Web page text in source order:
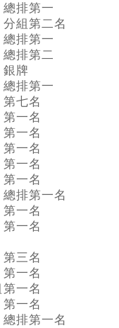
總排第一
分組第二名
總排第一
總排第二
銀牌
總排第一
第七名
第一名
第一名
第一名
第一名
第一名
總排第一名
第一名
第一名
第三名
第一名
第一名
第一名
總排第一名